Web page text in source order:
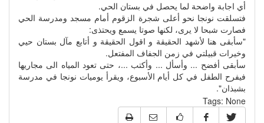
أي اجابة واضحة لما يحصل في بستان الحي.
فتسلقت نونجا نحو أعلى شجرة الزقوم أمام مسجد ومدرسة الحي
فصارت شبحا لا يرى، لكنها صوتا يسمع ويحتذى:
"سأبقى هنا لأشهد الحقيقة و اقول الحقيقة و أتابع مآل بستان حيي
وخيرات قبيلتي في زمن الجفاف المفتعل.
سأبقى أفضح ... وأسأل ... وأكتب ...، حتى تعود المياه الى مجاريها
فيفرح الطفل في كل أيام الأسبوع، ويقرأ يوميات نونجا في مدرسة
بشبذان".
Tags:None